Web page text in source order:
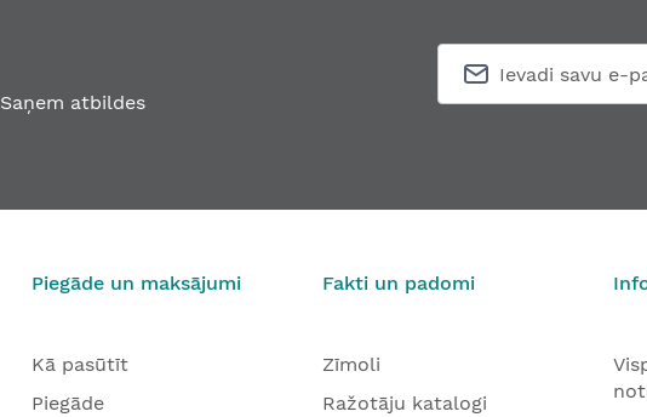
Saņem atbildes
Piegāde un maksājumi
Kā pasūtīt
Piegāde
Fakti un padomi
Zīmoli
Ražotāju katalogi